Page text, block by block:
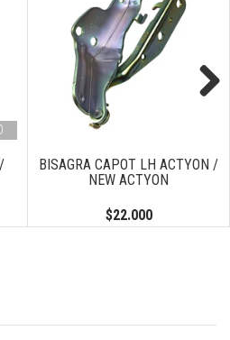
BISAGRA CAPOT LH ACTYON /
NEW ACTYON
$22.000